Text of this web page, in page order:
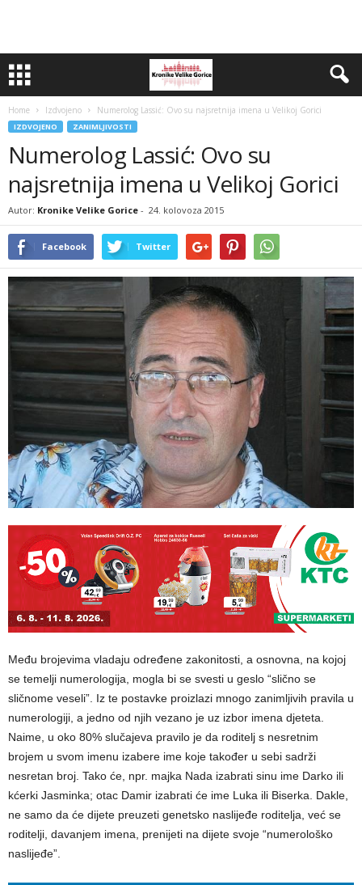
Home Izdvojeno Numerolog Lassić: Ovo su najsretnija imena u Velikoj Gorici
IZDVOJENO ZANIMLJIVOSTI
Numerolog Lassić: Ovo su
najsretnija imena u Velikoj Gorici
Autor: Kronike Velike Gorice - 24. kolovoza 2015
Facebook Twitter
Među brojevima vladaju određene zakonitosti, a osnovna, na kojoj
se temelji numerologija, mogla bi se svesti u geslo “slično se
sličnome veseli”. Iz te postavke proizlazi mnogo zanimljivih pravila u
numerologiji, a jedno od njih vezano je uz izbor imena djeteta.
Naime, u oko 80% slučajeva pravilo je da roditelj s nesretnim
brojem u svom imenu izabere ime koje također u sebi sadrži
nesretan broj. Tako će, npr. majka Nada izabrati sinu ime Darko ili
kćerki Jasminka; otac Damir izabrati će ime Luka ili Biserka. Dakle,
ne samo da će dijete preuzeti genetsko naslijeđe roditelja, već se
roditelji, davanjem imena, prenijeti na dijete svoje “numerološko
naslijeđe”.